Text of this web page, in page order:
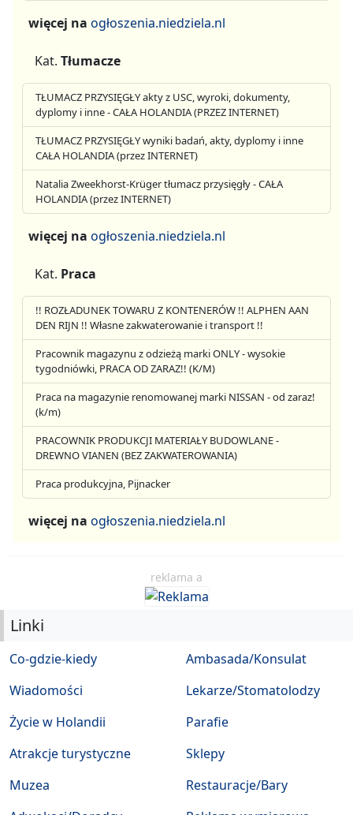
więcej na ogłoszenia.niedziela.nl
Kat. Tłumacze
TŁUMACZ PRZYSIĘGŁY akty z USC, wyroki, dokumenty,
dyplomy i inne - CAŁA HOLANDIA (PRZEZ INTERNET)
TŁUMACZ PRZYSIĘGŁY wyniki badań, akty, dyplomy i inne
CAŁA HOLANDIA (przez INTERNET)
Natalia Zweekhorst-Krüger tłumacz przysięgły - CAŁA
HOLANDIA (przez INTERNET)
więcej na ogłoszenia.niedziela.nl
Kat. Praca
!! ROZŁADUNEK TOWARU Z KONTENERÓW !! ALPHEN AAN
DEN RIJN !! Własne zakwaterowanie i transport !!
Pracownik magazynu z odzieżą marki ONLY - wysokie
tygodniówki, PRACA OD ZARAZ!! (K/M)
Praca na magazynie renomowanej marki NISSAN - od zaraz!
(k/m)
PRACOWNIK PRODUKCJI MATERIAŁY BUDOWLANE -
DREWNO VIANEN (BEZ ZAKWATEROWANIA)
Praca produkcyjna, Pijnacker
więcej na ogłoszenia.niedziela.nl
reklama a
Linki
Co-gdzie-kiedy
Wiadomości
Życie w Holandii
Atrakcje turystyczne
Muzea
Ambasada/Konsulat
Lekarze/Stomatolodzy
Parafie
Sklepy
Restauracje/Bary